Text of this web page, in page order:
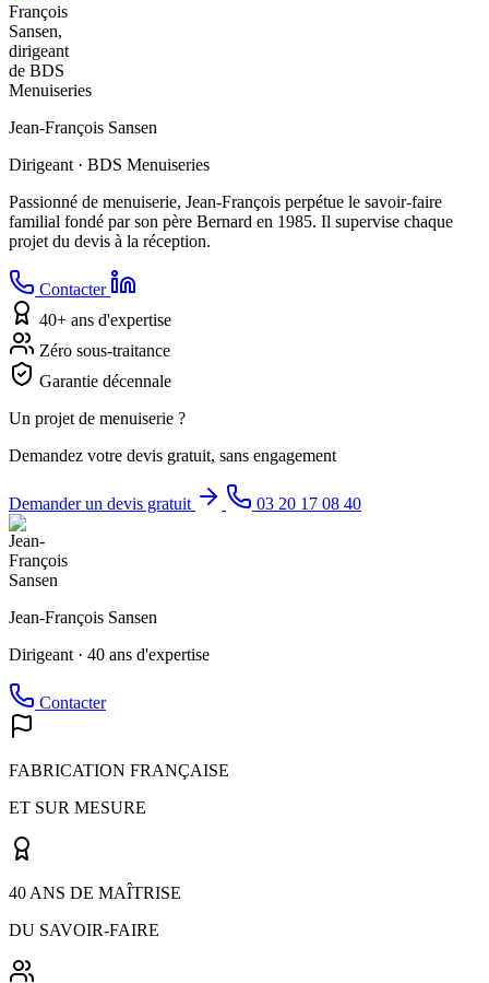
Jean-François Sansen
Dirigeant · BDS Menuiseries
Passionné de menuiserie, Jean-François perpétue le savoir-faire
familial fondé par son père Bernard en 1985. Il supervise chaque
projet du devis à la réception.
Contacter
40+ ans d'expertise
Zéro sous-traitance
Garantie décennale
Un projet de menuiserie ?
Demandez votre devis gratuit, sans engagement
Demander un devis gratuit 03 20 17 08 40
Jean-François Sansen
Dirigeant · 40 ans d'expertise
Contacter
FABRICATION FRANÇAISE
ET SUR MESURE
40 ANS DE MAÎTRISE
DU SAVOIR-FAIRE